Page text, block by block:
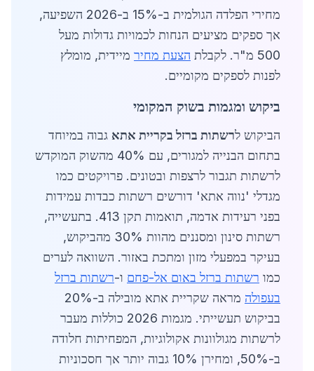
מחירי הפלדה הגולמית ב-15% ב-2026 השפיעה,
אך ספקים מציעים הנחות לכמויות גדולות מעל
500 מ"ר. לקבלת
הצעת מחיר מיידית, מומלץ
לפנות לספקים מקומיים.
ביקוש ומגמות בשוק המקומי
הביקוש לרשתות ברזל בקריית אתא גבוה במיוחד
בתחום הבנייה למגורים, עם 40% מהשוק המוקדש
לרשתות תגבור לרצפות ובטונים. פרויקטים כמו
מגדלי 'נווה אתא' דורשים רשתות כבדות עמידות
בפני רעידות אדמה, תואמות תקן 413. בתעשייה,
רשתות סינון ומסננים מהוות 30% מהביקוש,
בעיקר במפעלי מזון ומתכת באזור. השוואה לערים
כמו רשתות ברזל באום אל-פחם ו-רשתות ברזל
בעפולה
מראה שקריית אתא מובילה ב-20%
בביקוש תעשייתי. מגמות 2026 כוללות מעבר
לרשתות מגולוונות אקולוגיות, המפחיתות חלודה
ב-50%, ומחירן 10% גבוה יותר אך חסכוניות